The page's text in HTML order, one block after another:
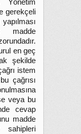
Yönetim
gerekçeli
madde
en geç
şekilde
istem
çağrısı
veya bu
cevap
madde
sahipleri